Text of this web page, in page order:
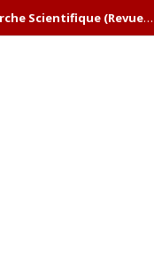
Revue Internationale de la Recherche Scientifique (Revue-IRS)